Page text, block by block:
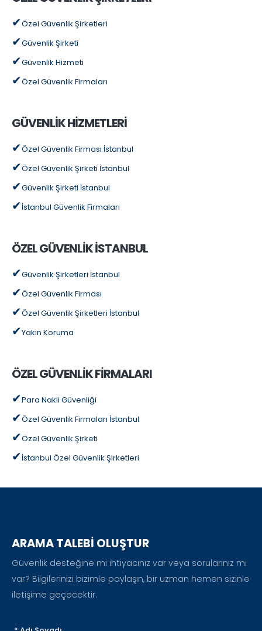
Özel Güvenlik Şirketleri
Güvenlik Şirketi
Güvenlik Hizmeti
Özel Güvenlik Firmaları
GÜVENLİK HİZMETLERİ
Özel Güvenlik Firması İstanbul
Özel Güvenlik Şirketi İstanbul
Güvenlik Şirketi İstanbul
İstanbul Güvenlik Firmaları
ÖZEL GÜVENLİK İSTANBUL
Güvenlik Şirketleri İstanbul
Özel Güvenlik Firması
Özel Güvenlik Şirketleri İstanbul
Yakın Koruma
ÖZEL GÜVENLİK FİRMALARI
Para Nakli Güvenliği
Özel Güvenlik Firmaları İstanbul
Özel Güvenlik Şirketi
İstanbul Özel Güvenlik Şirketleri
ARAMA TALEBİ OLUŞTUR
Güvenlik desteğine mi ihtiyacınız var veya sorularınız mı
var? Bilgilerinizi bizimle paylaşın, bir uzman hemen sizinle
iletişime geçecektir.